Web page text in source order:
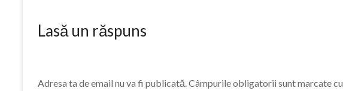
Lasă un răspuns
Adresa ta de email nu va fi publicată.Câmpurile obligatorii sunt marcate cu